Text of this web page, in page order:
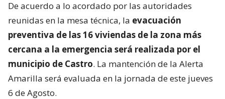
De acuerdo a lo acordado por las autoridades
reunidas en la mesa técnica, la evacuación
preventiva de las 16 viviendas de la zona más
cercana a la emergencia será realizada por el
municipio de Castro. La mantención de la Alerta
Amarilla será evaluada en la jornada de este jueves
6 de Agosto.